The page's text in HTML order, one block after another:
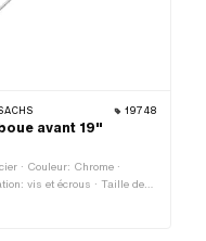
19748
avant 19"
· Couleur: Chrome ·
vis et écrous · Taille des
mm · Nombre de points de